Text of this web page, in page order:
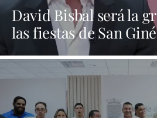
David Bisbal será la
las fiestas de San